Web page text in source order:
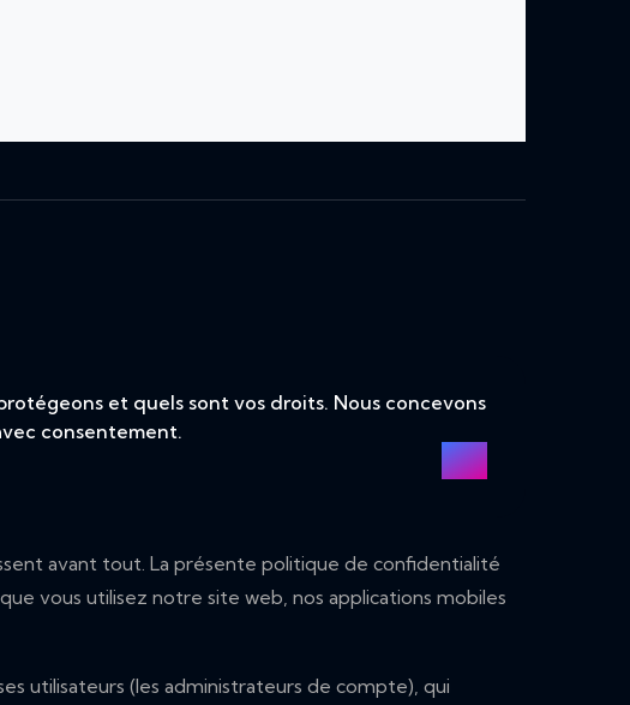
et quels sont vos droits. Nous concevons
consentement.
avant tout. La présente politique de confidentialité
vous utilisez notre site web, nos applications mobiles
utilisateurs (les administrateurs de compte), qui